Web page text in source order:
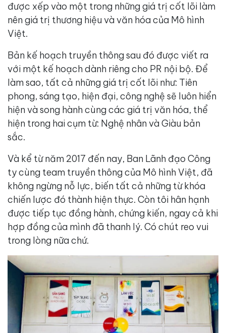
được xếp vào một trong những giá trị cốt lõi làm
nên giá trị thương hiệu và văn hóa của Mô hình
Việt.
Bản kế hoạch truyền thông sau đó được viết ra
với một kế hoạch dành riêng cho PR nội bộ. Để
làm sao, tất cả những giá trị cốt lõi như: Tiên
phong, sáng tạo, hiện đại, công nghệ sẽ luôn hiển
hiện và song hành cùng các giá trị văn hóa, thể
hiện trong hai cụm từ: Nghệ nhân và Giàu bản
sắc.
Và kể từ năm 2017 đến nay, Ban Lãnh đạo Công
ty cùng team truyền thông của Mô hình Việt, đã
không ngừng nỗ lực, biến tất cả những từ khóa
chiến lược đó thành hiện thực. Còn tôi hân hạnh
được tiếp tục đồng hành, chứng kiến, ngay cả khi
hợp đồng của mình đã thanh lý. Có chút reo vui
trong lòng nữa chứ.